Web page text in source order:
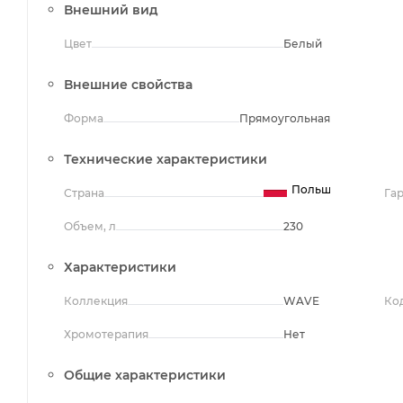
Внешний вид
Цвет Белый
Внешние свойства
Форма Прямоугольная
Технические характеристики
Страна Польша
Объем, л 230
Характеристики
Коллекция WAVE
Хромотерапия Нет
Общие характеристики